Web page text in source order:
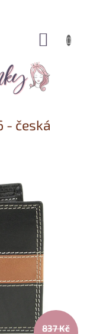
- česká
837 Kč